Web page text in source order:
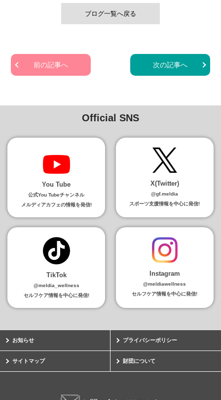
ブログ一覧へ戻る
前の記事へ 次の記事へ
Official SNS
You Tube
公式You Tubeチャンネル
メルディアカフェの情報を発信!
X(Twitter)
@gf.meldia
スポーツ支援情報を中心に発信!
TikTok
@meldia_wellness
セルフケア情報を中心に発信!
Instagram
@meldiawellness
セルフケア情報を中心に発信!
お知らせ プライバシーポリシー
サイトマップ 財団について